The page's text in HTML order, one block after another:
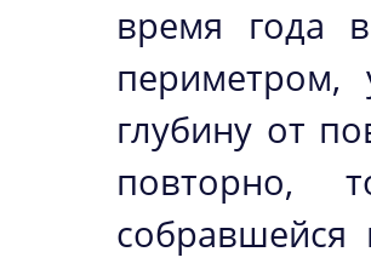
время года
периметром,
глубину от
повторно,